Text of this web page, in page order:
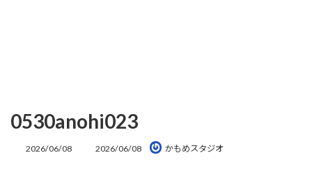
0530anohi023
2026/06/08
最
2026/06/08 かもめスタジオ